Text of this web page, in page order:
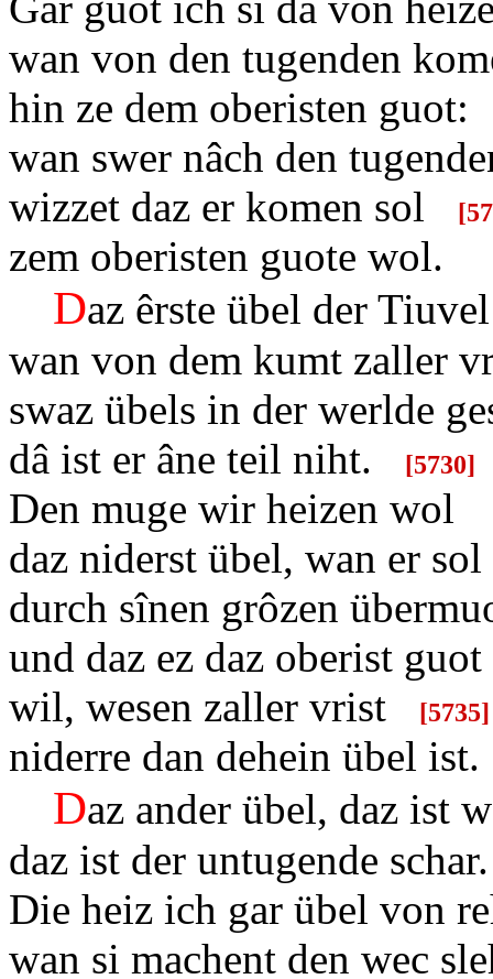
wan von den tugenden
hin ze dem oberisten guot:
wan swer nâch den
wizzet daz er komen sol
[
zem oberisten guote wol.
Daz êrste übel der
wan von dem kumt zaller
swaz übels in der werlde
dâ ist er âne teil niht.
[5730]
Den muge wir heizen wol
daz niderst übel, wan er sol
durch sînen grôzen
und daz ez daz oberist guot
wil, wesen zaller vrist
[5735]
niderre dan dehein übel ist.
Daz ander übel, daz ist
daz ist der untugende schar.
Die heiz ich gar übel von
wan si machent den wec